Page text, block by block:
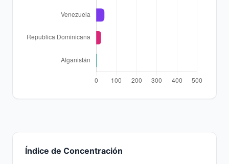
Índice de Concentración